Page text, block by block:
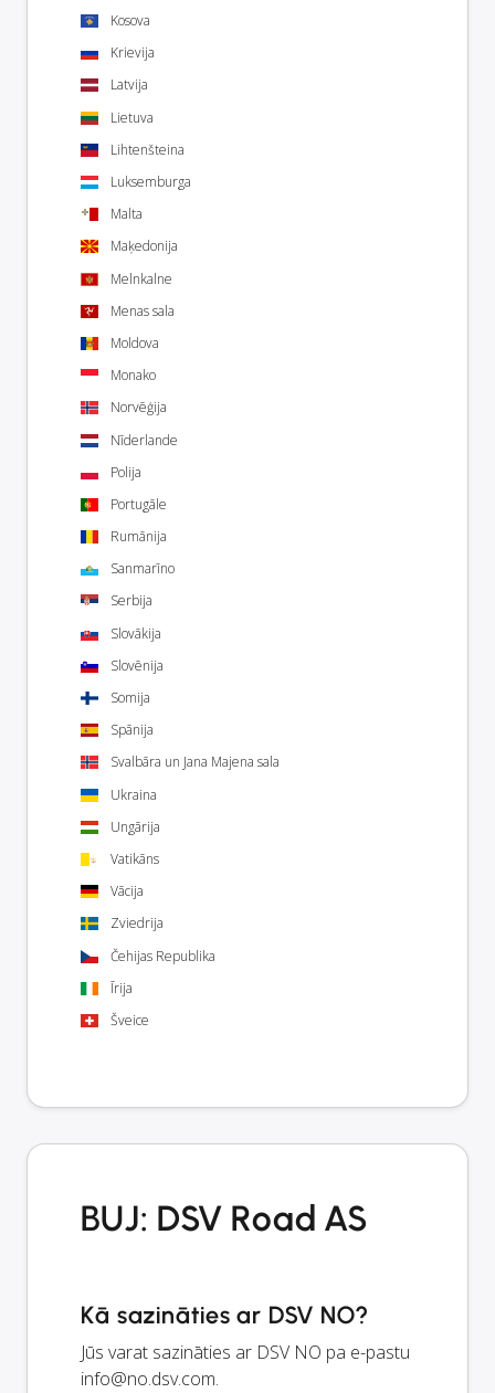
Kosova
Krievija
Latvija
Lietuva
Lihtenšteina
Luksemburga
Malta
Maķedonija
Melnkalne
Menas sala
Moldova
Monako
Norvēģija
Nīderlande
Polija
Portugāle
Rumānija
Sanmarīno
Serbija
Slovākija
Slovēnija
Somija
Spānija
Svalbāra un Jana Majena sala
Ukraina
Ungārija
Vatikāns
Vācija
Zviedrija
Čehijas Republika
Īrija
Šveice
BUJ: DSV Road AS
Kā sazināties ar DSV NO?
Jūs varat sazināties ar DSV NO pa e-pastu
info@no.dsv.com.